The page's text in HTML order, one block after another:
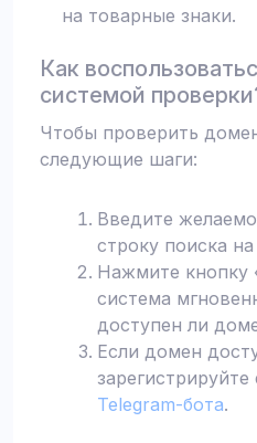
на товарные знаки.
Как
системой
Чтобы проверить
следующие шаги:
Введите
строку поиска
Нажмите кнопку
система
доступен ли
Если домен
Telegram-бота.